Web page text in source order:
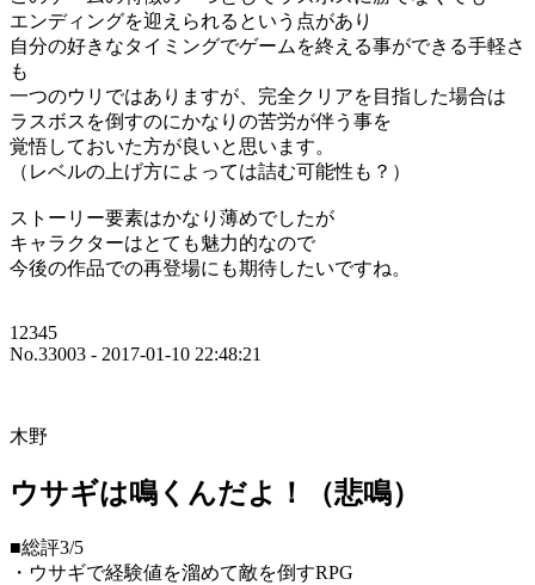
エンディングを迎えられるという点があり
自分の好きなタイミングでゲームを終える事ができる手軽さ
も
一つのウリではありますが、完全クリアを目指した場合は
ラスボスを倒すのにかなりの苦労が伴う事を
覚悟しておいた方が良いと思います。
（レベルの上げ方によっては詰む可能性も？）
ストーリー要素はかなり薄めでしたが
キャラクターはとても魅力的なので
今後の作品での再登場にも期待したいですね。
12345
No.33003 - 2017-01-10 22:48:21
木野
ウサギは鳴くんだよ！（悲鳴）
■総評3/5
・ウサギで経験値を溜めて敵を倒すRPG